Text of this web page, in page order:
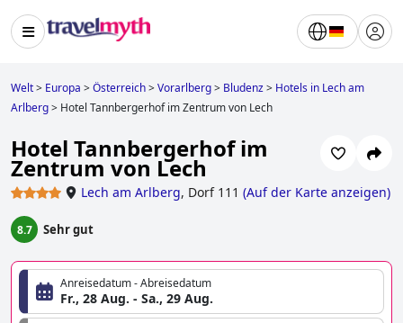
Welt> Europa >Österreich>Vorarlberg> Bludenz> Hotels in Lech am
Arlberg> Hotel Tannbergerhof im Zentrum von Lech
Hotel Tannbergerhof im
Zentrum von Lech
Lech am Arlberg, Dorf 111 (Auf der Karte anzeigen)
8.7 Sehr gut
Anreisedatum - Abreisedatum
Fr., 28 Aug. - Sa., 29 Aug.